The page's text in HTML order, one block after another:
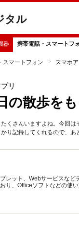
タル
器 携帯電話・スマートフ
スマートフォン スマホア
リ
の散歩を
くさんいますよね。今回
り記録してくれるので、あ
レット、Webサービスな
り、Officeソフトなどの使い